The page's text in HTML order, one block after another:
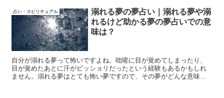
占い・スピリチュアル
溺れる夢の夢占い｜溺れる夢や溺
れるけど助かる夢の夢占いでの意
味は？
自分が溺れる夢って怖いですよね。咄嗟に目が覚めてしまったり、
目が覚めたあとに汗がビッショリだったという経験もあるかもしれ
ません。溺れる夢はとても怖い夢ですので、その夢がどんな意味を